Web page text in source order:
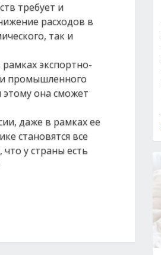
требует и
расходов в
так и
экспортно-
промышленного
этому она сможет
даже в рамках ее
становятся все
у страны есть